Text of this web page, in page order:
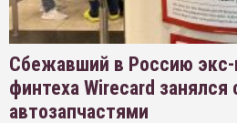
Сбежавший в Россию экс-
финтеха Wirecard занялся
автозапчастями